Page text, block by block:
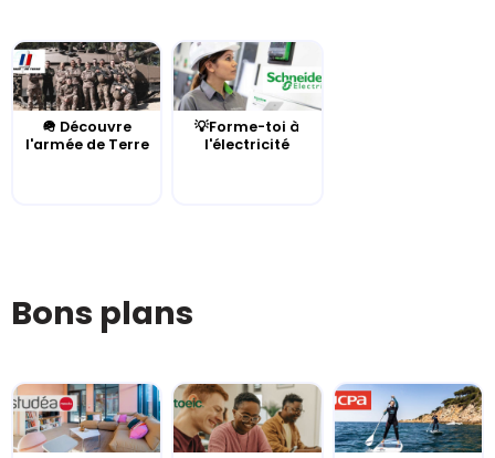
🪖 Découvre
l'armée de Terre
💡Forme-toi à
l'électricité
Bons plans